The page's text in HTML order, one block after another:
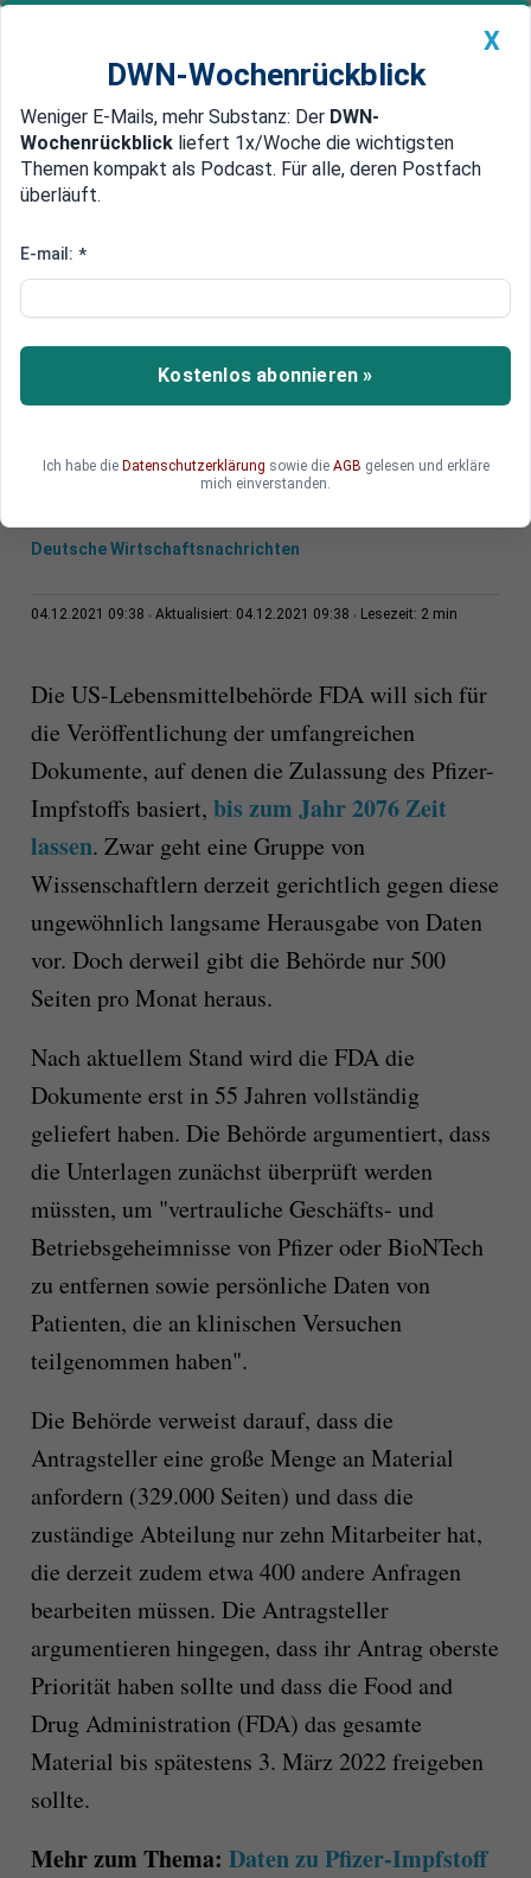
Newsticker MEIN DWN: Geldanlage Premium
Edelmetalle DWN-Magazin China
US-Lebensmittelbehörde liefert
von Pfizer-Impfstoff
Die US-Lebensmittelbehörde FDA hat die ersten
Dokumente herausgegeben, auf deren Basis sie
Deutsche Wirtschaftsnachrichten
04.12.2021 09:38 Aktualisiert: 04.12.2021 09:38 Lesezeit: 2 min
Die US-Lebensmittelbehörde FDA will sich für
die Veröffentlichung der umfangreichen
Dokumente, auf denen die Zulassung des Pfizer-
Impfstoffs basiert, bis zum Jahr 2076 Zeit
lassen. Zwar geht eine Gruppe von
Wissenschaftlern derzeit gerichtlich gegen diese
ungewöhnlich langsame Herausgabe von Daten
vor. Doch derweil gibt die Behörde nur 500
Seiten pro Monat heraus.
Nach aktuellem Stand wird die FDA die
Dokumente erst in 55 Jahren vollständig
geliefert haben. Die Behörde argumentiert, dass
die Unterlagen zunächst überprüft werden
müssten, um "vertrauliche Geschäfts- und
Betriebsgeheimnisse von Pfizer oder BioNTech
zu entfernen sowie persönliche Daten von
Patienten, die an klinischen Versuchen
teilgenommen haben".
Die Behörde verweist darauf, dass die
Antragsteller eine große Menge an Material
anfordern (329.000 Seiten) und dass die
zuständige Abteilung nur zehn Mitarbeiter hat,
die derzeit zudem etwa 400 andere Anfragen
bearbeiten müssen. Die Antragsteller
argumentieren hingegen, dass ihr Antrag oberste
Priorität haben sollte und dass die Food and
Drug Administration (FDA) das gesamte
Material bis spätestens 3. März 2022 freigeben
sollte.
Mehr zum Thema: Daten zu Pfizer-Impfstoff
X
DWN-Wochenrückblick
Weniger E-Mails, mehr Substanz: Der DWN-
Wochenrückblick liefert 1x/Woche die wichtigsten
Themen kompakt als Podcast. Für alle, deren Postfach
überläuft.
E-mail: *
Kostenlos abonnieren »
Ich habe die Datenschutzerklärung sowie die AGB gelesen und erkläre
mich einverstanden.